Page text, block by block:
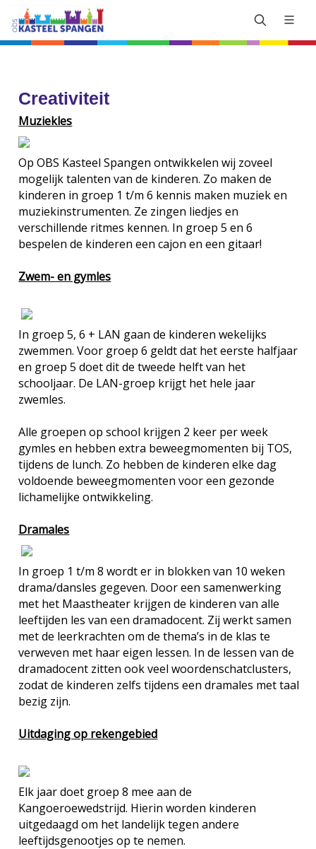
Creativiteit
Muziekles
Op OBS Kasteel Spangen ontwikkelen wij zoveel
mogelijk talenten van de kinderen. Zo maken de
kinderen in groep 1 t/m 6 kennis maken muziek en
muziekinstrumenten. Ze zingen liedjes en
verschillende ritmes kennen. In groep 5 en 6
bespelen de kinderen een cajon en een gitaar!
Zwem- en gymles
In groep 5, 6 + LAN gaan de kinderen wekelijks
zwemmen. Voor groep 6 geldt dat het eerste halfjaar
en groep 5 doet dit de tweede helft van het
schooljaar. De LAN-groep krijgt het hele jaar
zwemles.
Alle groepen op school krijgen 2 keer per week
gymles en hebben extra beweegmomenten bij TOS,
tijdens de lunch. Zo hebben de kinderen elke dag
voldoende beweegmomenten voor een gezonde
lichamelijke ontwikkeling.
Dramales
In groep 1 t/m 8 wordt er in blokken van 10 weken
drama/dansles gegeven. Door een samenwerking
met het Maastheater krijgen de kinderen van alle
leeftijden les van een dramadocent. Zij werkt samen
met de leerkrachten om de thema’s in de klas te
verweven met haar eigen lessen. In de lessen van de
dramadocent zitten ook veel woordenschatclusters,
zodat de kinderen zelfs tijdens een dramales met taal
bezig zijn.
Uitdaging op rekengebied
Elk jaar doet groep 8 mee aan de
Kangoeroewedstrijd. Hierin worden kinderen
uitgedaagd om het landelijk tegen andere
leeftijdsgenootjes op te nemen.